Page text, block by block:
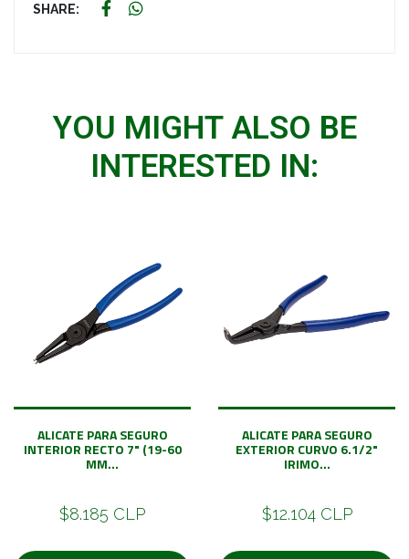
SHARE:
YOU MIGHT ALSO BE
INTERESTED IN:
ALICATE PARA SEGURO
INTERIOR RECTO 7" (19-60
MM...
$8.185 CLP
ALICATE PARA SEGURO
EXTERIOR CURVO 6.1/2"
IRIMO...
$12.104 CLP